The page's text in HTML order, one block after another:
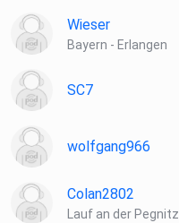
Wieser
Bayern - Erlangen
SC7
wolfgang966
Colan2802
Lauf an der Pegnitz